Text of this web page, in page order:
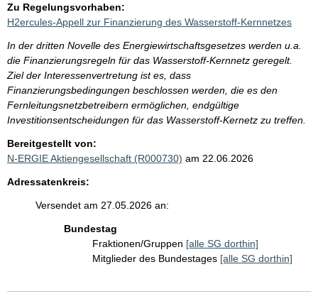
Zu Regelungsvorhaben:
H2ercules-Appell zur Finanzierung des Wasserstoff-Kernnetzes
In der dritten Novelle des Energiewirtschaftsgesetzes werden u.a.
die Finanzierungsregeln für das Wasserstoff-Kernnetz geregelt.
Ziel der Interessenvertretung ist es, dass
Finanzierungsbedingungen beschlossen werden, die es den
Fernleitungsnetzbetreibern ermöglichen, endgültige
Investitionsentscheidungen für das Wasserstoff-Kernetz zu treffen.
Bereitgestellt von:
N-ERGIE Aktiengesellschaft (R000730) am 22.06.2026
Adressatenkreis:
Versendet am 27.05.2026 an:
Bundestag
Fraktionen/Gruppen [alle SG dorthin]
Mitglieder des Bundestages [alle SG dorthin]